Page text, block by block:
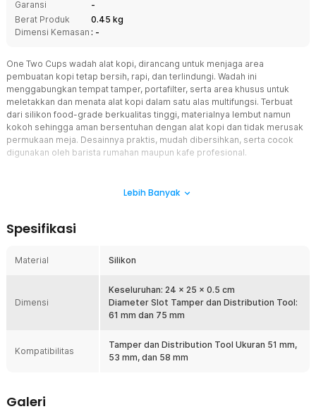
Garansi
-
Berat Produk
0.45 kg
Dimensi Kemasan : -
One Two Cups wadah alat kopi, dirancang untuk menjaga area
pembuatan kopi tetap bersih, rapi, dan terlindungi. Wadah ini
menggabungkan tempat tamper, portafilter, serta area khusus untuk
meletakkan dan menata alat kopi dalam satu alas multifungsi. Terbuat
dari silikon food-grade berkualitas tinggi, materialnya lembut namun
kokoh sehingga aman bersentuhan dengan alat kopi dan tidak merusak
permukaan meja. Desainnya praktis, mudah dibersihkan, serta cocok
digunakan oleh barista rumahan maupun kafe profesional.
dengan peralatan makanan dan minuman. Materialnya lembut
goresan dan benturan saat proses tamping. Teksturnya halus
Perlindungan Meja Anti Gores
Silikon lembut membantu meredam benturan dari tamper dan
langsung dengan meja, sehingga meja tetap aman, bersih, dan tidak
meninggalkan bekas goresan setelah digunakan.
digunakan untuk meletakkan tamper, portafilter, dan aksesori kopi
Lebih Banyak
Spesifikasi
Material Silikon
Dimensi
Keseluruhan: 24 x 25 x 0.5 cm
Diameter Slot Tamper dan Distribution Tool:
61 mm dan 75 mm
Kompatibilitas
Tamper dan Distribution Tool Ukuran 51 mm,
53 mm, dan 58 mm
Galeri